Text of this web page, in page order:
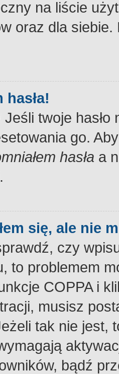
na liście
oraz dla
hasła!
twoje
go.
hasła a
się, ale nie
czy
to problemem
COPPA i
musisz
tak nie jest,
bądź